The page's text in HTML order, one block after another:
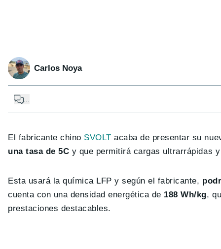
Carlos Noya
...
El fabricante chino SVOLT acaba de presentar su
una tasa de 5C y que permitirá cargas ultrarrápidas
Esta usará la química LFP y según el fabricante,
cuenta con una densidad energética de 188 Wh/kg,
prestaciones destacables.